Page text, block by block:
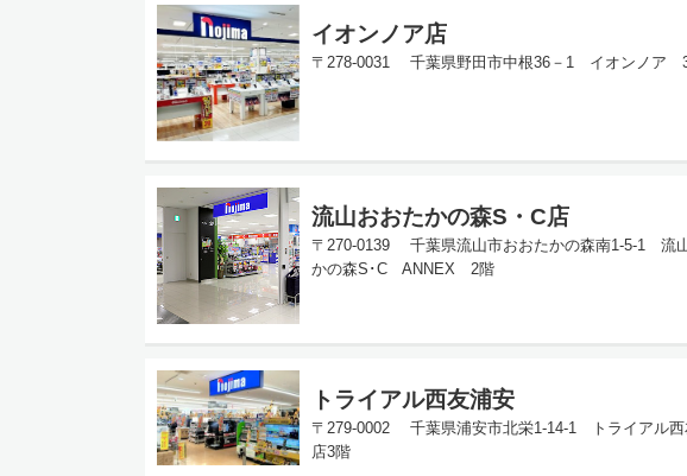
イオンノア店
〒278-0031 千葉県野田市中根36－1 イオンノア
流山おおたかの森S・C店
〒270-0139 千葉県流山市おおたかの森南1-5-1 流
かの森S･C ANNEX 2階
トライアル西友浦安
〒279-0002 千葉県浦安市北栄1-14-1 トライアル西
店3階